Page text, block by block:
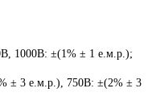
1000В: ±(1% ± 1 е.м.р.);
750В: ±(2% ± 3